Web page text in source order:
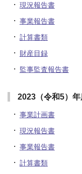
現況報告書
事業報告書
計算書類
財産目録
監事監査報告書
2023（令和5）年
事業計画書
現況報告書
事業報告書
計算書類